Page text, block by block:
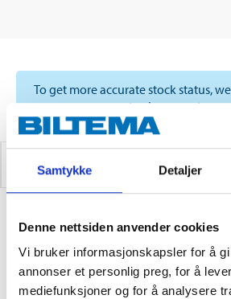
Samtykke Detaljer
Denne nettsiden anvender cookies
Vi bruker informasjonskapsler for å
annonser et personlig preg, for å
mediefunksjoner og for å analysere
To get more accurate stock status,
to choose a store
MANOMETERS
1 PRODUCTS